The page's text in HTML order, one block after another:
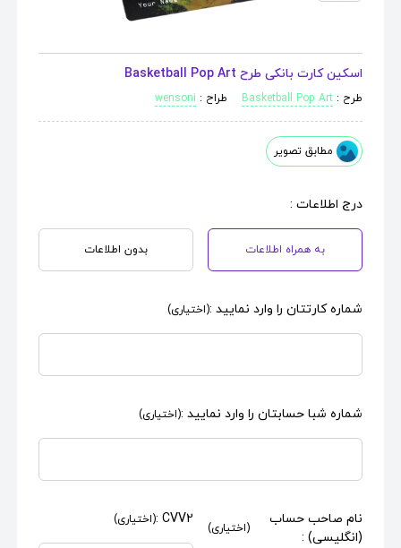
اسکین کارت بانکی طرح Basketball Pop Art
طرح : Basketball Pop Art طراح : wensoni
درج اطلاعات :
به همراه اطلاعات بدون اطلاعات
شماره کارتتان را وارد نمایید :(اختیاری)
شماره شبا حسابتان را وارد نمایید :(اختیاری)
نام صاحب حساب
(انگلیسی) :
(اختیاری)
CVV2 : (اختیاری)
مطابق تصویر